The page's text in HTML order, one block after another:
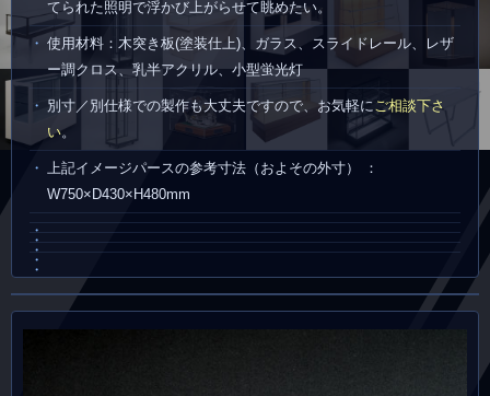
てられた照明で浮かび上がらせて眺めたい。
使用材料：木突き板(塗装仕上)、ガラス、スライドレール、レザ
ー調クロス、乳半アクリル、小型蛍光灯
別寸／別仕様での製作も大丈夫ですので、お気軽にご相談下さ
い。
上記イメージパースの参考寸法（およその外寸） ：
W750×D430×H480mm